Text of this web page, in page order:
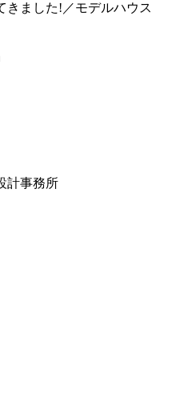
きました!／モデルハウス
計事務所